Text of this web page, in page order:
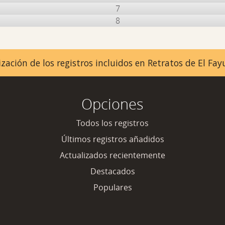
7
8
de los registros incluidos en Retratos de El
Opciones
Todos los registros
Últimos registros añadidos
Actualizados recientemente
Destacados
Populares